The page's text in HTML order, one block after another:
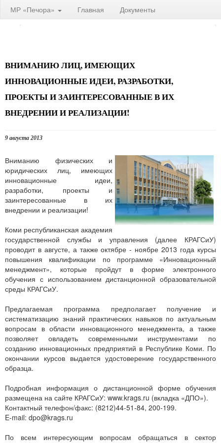
МР «Печора» Главная Документы
ВНИМАНИЮ ЛИЦ, ИМЕЮЩИХ
ИННОВАЦИОННЫЕ ИДЕИ, РАЗРАБОТКИ,
ПРОЕКТЫ И ЗАИНТЕРЕСОВАННЫЕ В ИХ
ВНЕДРЕНИИ И РЕАЛИЗАЦИИ!
9 августа 2013
Вниманию физических и
юридических лиц, имеющих
инновационные идеи,
разработки, проекты и
заинтересованные в их
внедрении и реализации!
Коми республиканская академия
государственной службы и управления (далее КРАГСиУ)
проводит в августе, а также октябре - ноябре 2013 года курсы
повышения квалификации по программе «Инновационный
менеджмент», которые пройдут в форме электронного
обучения с использованием дистанционной образовательной
среды КРАГСиУ.
Предлагаемая программа предполагает получение и
систематизацию знаний практических навыков по актуальным
вопросам в области инновационного менеджмента, а также
позволяет овладеть современными инструментами по
созданию инновационных предприятий в Республике Коми. По
окончании курсов выдается удостоверение государственного
образца.
Подробная информация о дистанционной форме обучения
размещена на сайте КРАГСиУ: www.krags.ru (вкладка «ДПО»).
Контактный телефон/факс: (8212)44-51-84, 200-199.
E-mail: dpo@krags.ru
По всем интересующим вопросам обращаться в сектор